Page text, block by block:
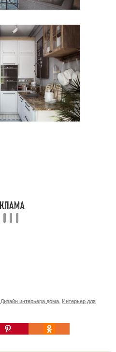
Дизайн интерьера дома, Интерьер для